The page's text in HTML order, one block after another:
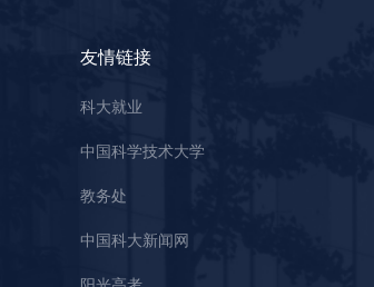
友情链接
科大就业
中国科学技术大学
教务处
中国科大新闻网